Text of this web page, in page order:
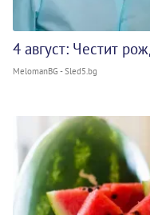
4 август: Честит
MelomanBG - Sled5.bg